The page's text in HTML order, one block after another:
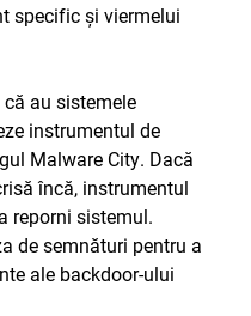
specific şi viermelui
au sistemele
instrumentul de
Malware City. Dacă
încă, instrumentul
reporni sistemul.
de semnături pentru a
ale backdoor-ului